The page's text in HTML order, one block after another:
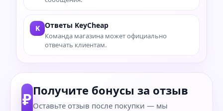
K Ответы KeyCheap
Команда магазина может официально
отвечать клиентам.
₽Получите бонусы за отзыв
Оставьте отзыв после покупки — мы